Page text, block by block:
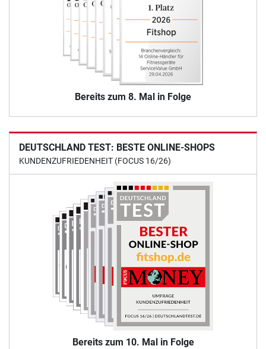
Bereits zum 8. Mal in Folge
DEUTSCHLAND TEST: BESTE ONLINE-SHOPS
KUNDENZUFRIEDENHEIT (FOCUS 16/26)
Bereits zum 10. Mal in Folge